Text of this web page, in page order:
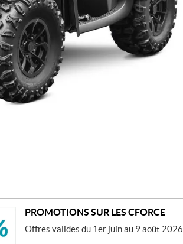
PROMOTIONS SUR LES CFORCE
Offres valides du 1er juin au 9 août 2026.